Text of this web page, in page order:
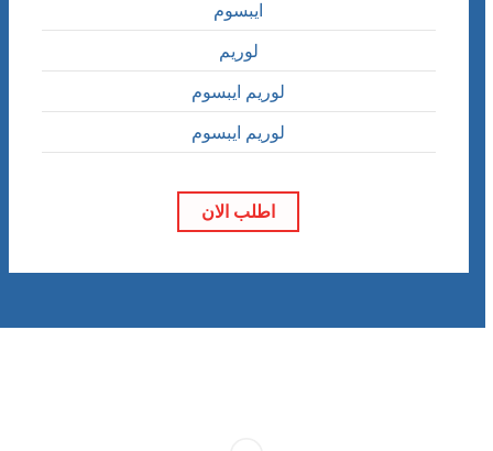
ايبسوم
لوريم
لوريم ايبسوم
لوريم ايبسوم
اطلب الان